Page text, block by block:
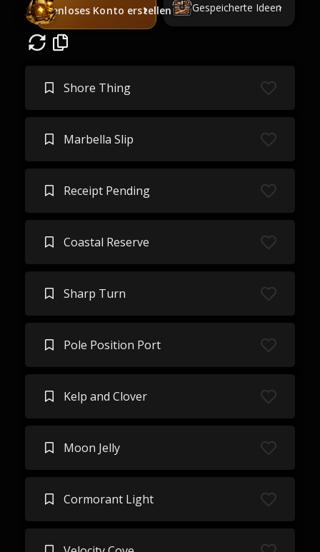
Kostenloses Konto erstellen Gespeicherte Ideen
Shore Thing
Marbella Slip
Receipt Pending
Coastal Reserve
Sharp Turn
Pole Position Port
Kelp and Clover
Moon Jelly
Cormorant Light